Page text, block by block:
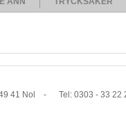
- 33 22 25 -